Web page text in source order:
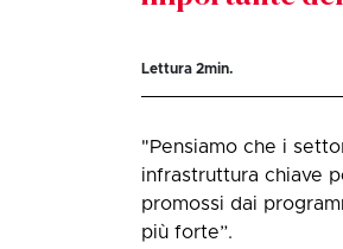
Lettura2min.
"Pensiamo che i
infrastruttura chiave
promossi dai
più forte”.